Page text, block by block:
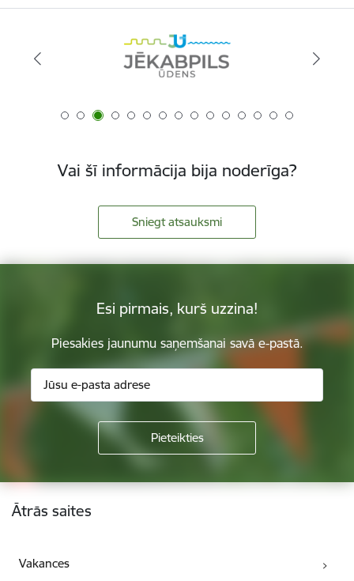
Vai šī informācija bija noderīga?
Sniegt atsauksmi
Esi pirmais, kurš uzzina!
Piesakies jaunumu saņemšanai savā e-pastā.
Kājene
Ātrās saites
Vakances